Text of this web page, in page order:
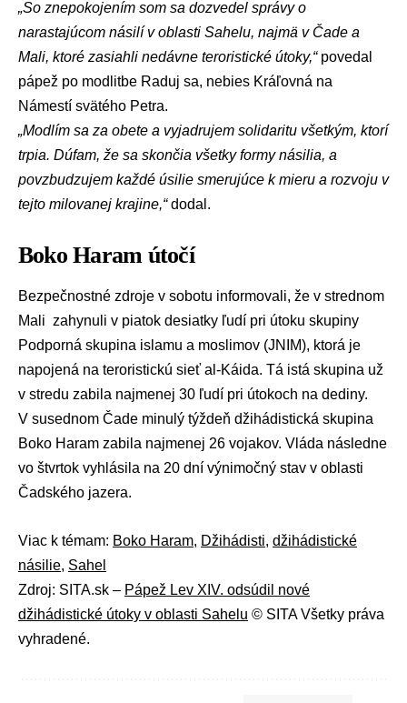
„So znepokojením som sa dozvedel správy o
narastajúcom násilí v oblasti Sahelu, najmä v Čade a
Mali, ktoré zasiahli nedávne teroristické útoky,“povedal
pápež po modlitbe Raduj sa, nebies Kráľovná na
Námestí svätého Petra.
„Modlím sa za obete a vyjadrujem solidaritu všetkým, ktorí
trpia. Dúfam, že sa skončia všetky formy násilia, a
povzbudzujem každé úsilie smerujúce k mieru a rozvoju v
tejto milovanej krajine,“dodal.
Boko Haram útočí
Bezpečnostné zdroje v sobotu informovali, že v strednom
Mali zahynuli v piatok desiatky ľudí pri útoku skupiny
Podporná skupina islamu a moslimov (JNIM), ktorá je
napojená na teroristickú sieť al-Káida. Tá istá skupina už
v stredu zabila najmenej 30 ľudí pri útokoch na dediny.
V susednom Čade minulý týždeň džihádistická skupina
Boko Haram zabila najmenej 26 vojakov. Vláda následne
vo štvrtok vyhlásila na 20 dní výnimočný stav v oblasti
Čadského jazera.
Viac k témam: Boko Haram, Džihádisti, džihádistické
násilie, Sahel
Zdroj: SITA.sk – Pápež Lev XIV. odsúdil nové
džihádistické útoky v oblasti Sahelu © SITA Všetky práva
vyhradené.